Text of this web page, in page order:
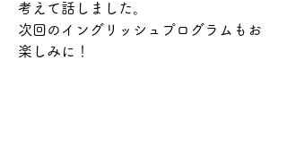
考えて話しました。
次回のイングリッシュプログラムもお
楽しみに！